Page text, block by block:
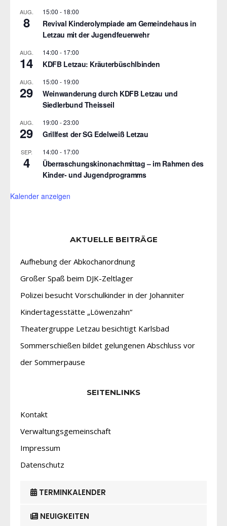
AUG.
8
15:00 - 18:00
Revival Kinderolympiade am Gemeindehaus in
Letzau mit der Jugendfeuerwehr
AUG.
14
14:00 - 17:00
KDFB Letzau: Kräuterbüschlbinden
AUG.
29
15:00 - 19:00
Weinwanderung durch KDFB Letzau und
Siedlerbund Theisseil
AUG.
29
19:00 -23:00
Grillfest der SG Edelweiß Letzau
SEP.
4
14:00 - 17:00
Überraschungskinonachmittag – im Rahmen des
Kinder- und Jugendprogramms
Kalender anzeigen
AKTUELLE BEITRÄGE
Aufhebung der Abkochanordnung
Großer Spaß beim DJK-Zeltlager
Polizei besucht Vorschulkinder in der Johanniter
Kindertagesstätte „Löwenzahn“
Theatergruppe Letzau besichtigt Karlsbad
Sommerschießen bildet gelungenen Abschluss vor
der Sommerpause
SEITENLINKS
Kontakt
Verwaltungsgemeinschaft
Impressum
Datenschutz
TERMINKALENDER
NEUIGKEITEN